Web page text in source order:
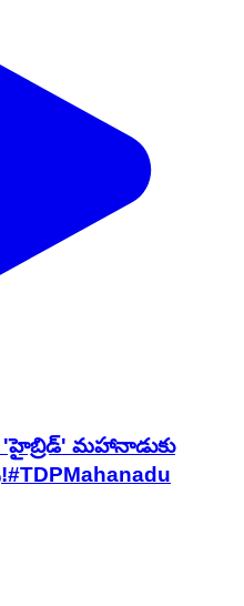
మహానాడుకు